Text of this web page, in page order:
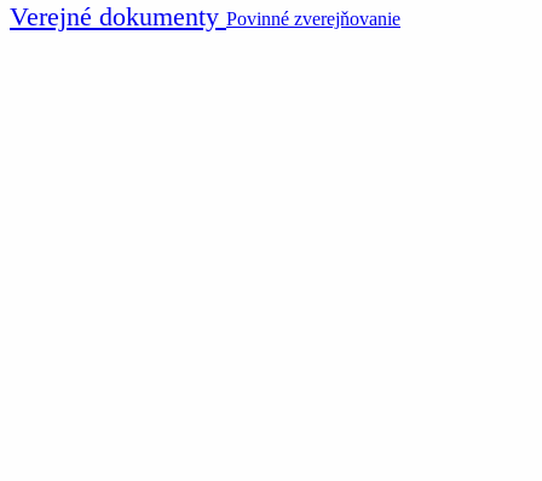
Verejné dokumenty Povinné zverejňovanie